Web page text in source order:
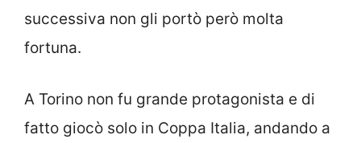
successiva non gli portò però molta
fortuna.
A Torino non fu grande protagonista e di
fatto giocò solo in Coppa Italia, andando a